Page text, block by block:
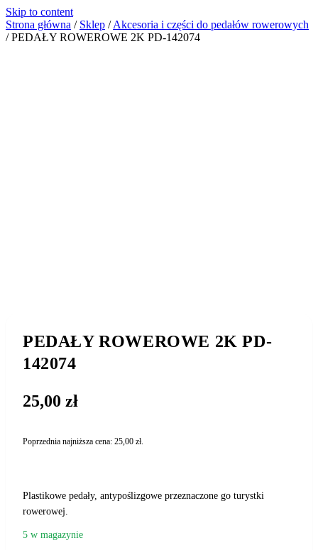
Skip to content
Strona główna / Sklep / Akcesoria i części do pedałów rowerowych
/ PEDAŁY ROWEROWE 2K PD-142074
PEDAŁY ROWEROWE 2K PD-
142074
25,00 zł
Poprzednia najniższa cena: 25,00 zł.
Plastikowe pedały, antypoślizgowe przeznaczone go turystki
rowerowej.
5 w magazynie